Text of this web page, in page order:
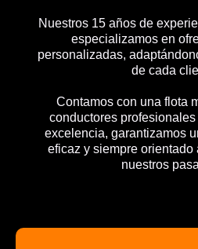
Nuestros 15 años de
especializamos en
personalizadas,
de cada
Contamos con una flota
conductores
excelencia, garantizamos
eficaz y siempre orientado
nuestros